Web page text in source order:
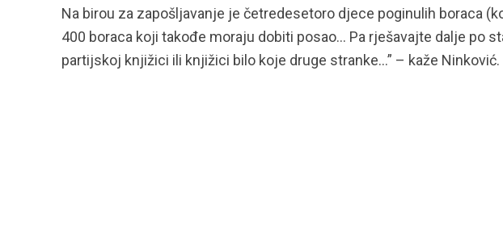
Na birou za zapošljavanje je četredesetoro djece poginulih boraca
400 boraca koji takođe moraju dobiti posao… Pa rješavajte dalje po
partijskoj knjižici ili knjižici bilo koje druge stranke…” – kaže Ninković.